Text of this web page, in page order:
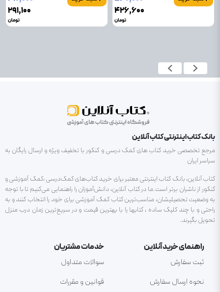
۴۲۶٬۶۰۰
تومان
۲۹۱٬۱۰۰
تومان
بانک کتاب اینترنتی کتاب آنلاین
مرجع تخصصی خرید کتاب های کمک درسی و کنکور با تخفیف ویژه و ارسال رایگان به
سراسر ایران
کتاب آنلاین، بانک کتاب اینترنتی معتبر برای خرید کتاب‌های کمک‌درسی ،کمک آموزشی و
کنکور از ناشران برتر است.ما در کتاب آنلاین، دانش‌آموزان را راهنمایی می‌کنیم تا با توجه
به وضعیت تحصیلیشان، مناسب‌ترین کتاب کمک آموزشی برای خود را انتخاب کنند و به
راحتی و با چند کلیک ساده ، کتابها را با بهترین قیمت و در سریع‌ترین زمان درب منزل
تحویل بگیرند.
راهنمای خرید آنلاین
ثبت سفارش
نحوه ارسال سفارش
خدمات مشتریان
سوالات متداول
قوانین و مقررات